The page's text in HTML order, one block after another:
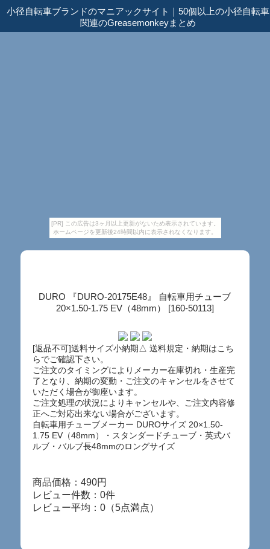
[PR] この広告は3ヶ月以上更新がないため表示されています。
ホームページを更新後24時間以内に表示されなくなります。
小径自転車ブランドのマニアックサイト ｜ 50個以上の小径自転車
関連のGreasemonkeyまとめ
DURO 『DURO-20175E48』 自転車用チューブ
20×1.50-1.75 EV（48mm） [160-50113]
[返品不可]送料サイズ小納期△ 送料規定・納期はこち
らでご確認下さい。
ご注文のタイミングによりメーカー在庫切れ・生産完
了となり、納期の変動・ご注文のキャンセルをさせて
いただく場合が御座います。
ご注文処理の状況によりキャンセルや、ご注文内容修
正へご対応出来ない場合がございます。
自転車用チューブメーカー DUROサイズ 20×1.50-
1.75 EV（48mm）・スタンダードチューブ・英式バ
ルブ・バルブ長48mmのロングサイズ
商品価格：490円
レビュー件数：0件
レビュー平均：0（5点満点）